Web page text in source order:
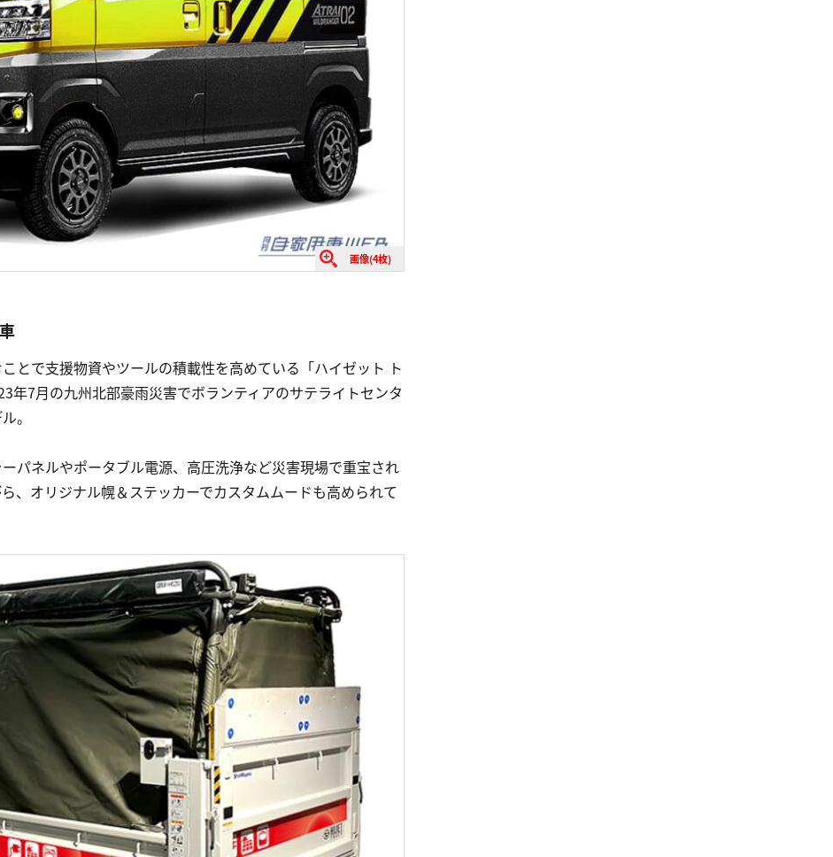
画像(4枚)
とで支援物資やツールの積載性を高めている「ハイゼット ト
年7月の九州北部豪雨災害でボランティアのサテライトセンタ
。
パネルやポータブル電源、高圧洗浄など災害現場で重宝され
、オリジナル幌＆ステッカーでカスタムムードも高められて